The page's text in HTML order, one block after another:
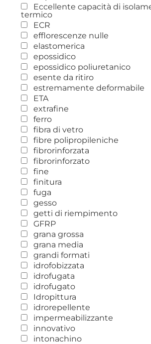
Eccellente capacità di
termico
ECR
efflorescenze nulle
elastomerica
epossidico
epossidico poliuretanico
esente da ritiro
estremamente deformabile
ETA
extrafine
ferro
fibra di vetro
fibre polipropileniche
fibrorinforzata
fibrorinforzato
fine
finitura
fuga
gesso
getti di riempimento
GFRP
grana grossa
grana media
grandi formati
idrofobizzata
idrofugata
idrofugato
Idropittura
idrorepellente
impermeabilizzante
innovativo
intonachino